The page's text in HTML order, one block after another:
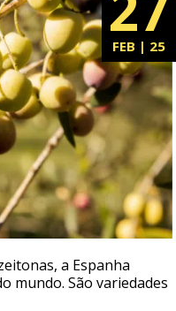
FEB | 25
a Espanha
mundo. São variedades